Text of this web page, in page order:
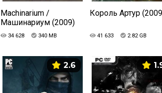
Machinarium /
Машинариум (2009)
34 628 340 MB
Король Артур
41 633 2.82 GB
2.6